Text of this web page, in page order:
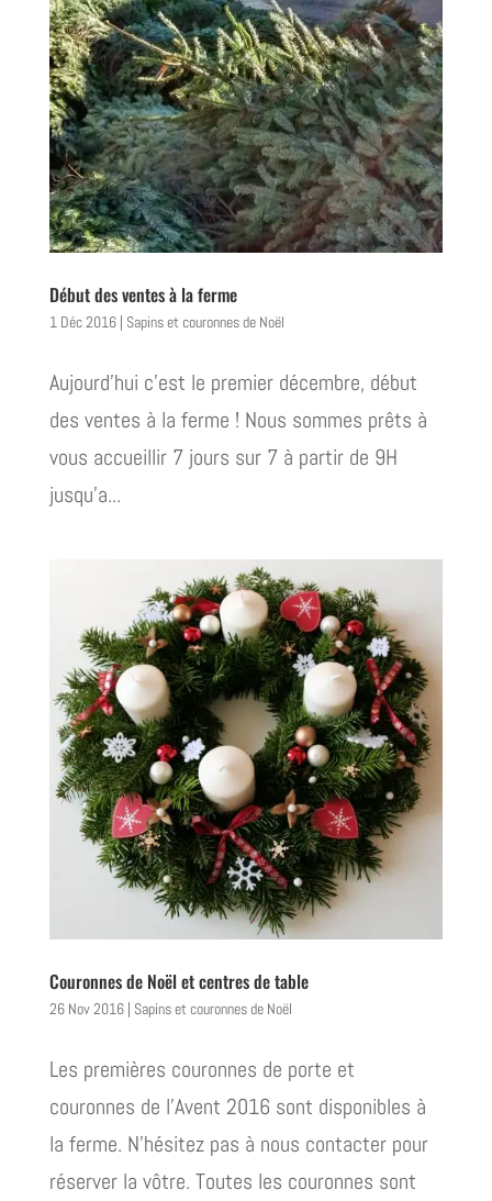
Début des ventes à la ferme
1 Déc 2016| Sapins et couronnes de Noël
Aujourd’hui c’est le premier décembre, début
des ventes à la ferme ! Nous sommes prêts à
vous accueillir 7 jours sur 7 à partir de 9H
jusqu’a...
Couronnes de Noël et centres de table
26 Nov 2016| Sapins et couronnes de Noël
Les premières couronnes de porte et
couronnes de l’Avent 2016 sont disponibles à
la ferme. N’hésitez pas à nous contacter pour
réserver la vôtre. Toutes les couronnes sont